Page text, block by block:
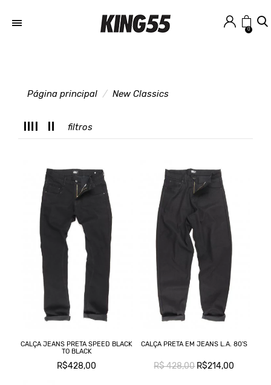
0
Página principal New Classics
filtros
CALÇA JEANS PRETA SPEED BLACK
TO BLACK
R$428,00
CALÇA PRETA EM JEANS L.A. 80'S
R$ 428,00R$214,00